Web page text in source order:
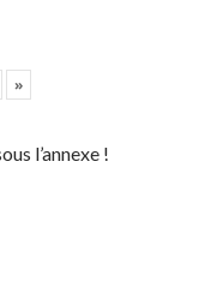
»
l’annexe !